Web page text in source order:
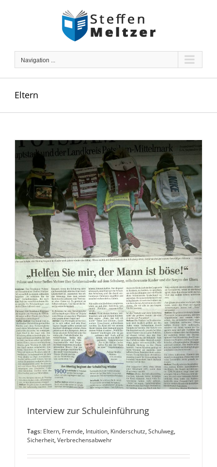
Navigation ...
Eltern
Interview zur Schuleinführung
Tags: Eltern, Fremde, Intuition, Kinderschutz,Schulweg,
Sicherheit,Verbrechensabwehr